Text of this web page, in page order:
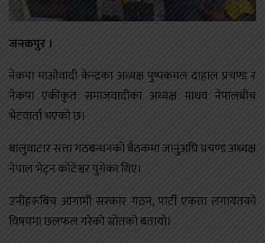
जनकपुर ।
नेकपा माओवादी केन्द्रका अध्यक्ष पुष्पकमल दाहाल प्रचण्ड र
नेकपा एकीकृत समाजवादीका अध्यक्ष माधव नेपालबीच
भेटवार्ता भएको छ।
बालुवाटार सत्ता गठबन्धनको बैठकमा जानुअघि प्रचण्ड अध्यक्ष
नेपाल भेट्न कोटेश्वर पुगेका थिए।
उनीहरूबिच आगामी सरकार गठन, पार्टी एकता लगायतको
विषयमा छलफल गरेको स्रोतको बतायो।